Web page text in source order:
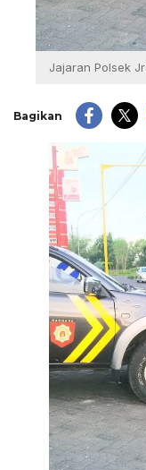
Jajaran Polsek
Bagikan